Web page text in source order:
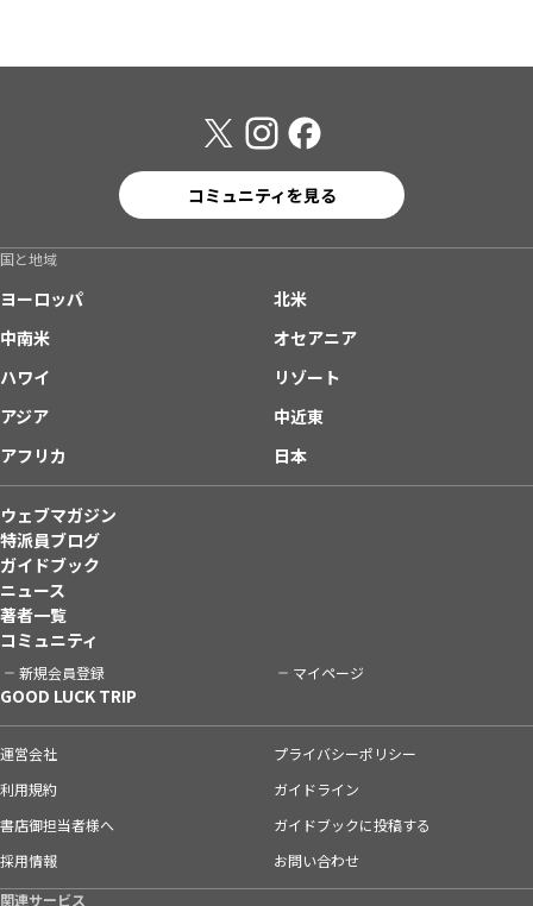
コミュニティを見る
国と地域
ヨーロッパ
北米
中南米
オセアニア
ハワイ
リゾート
アジア
中近東
アフリカ
日本
ウェブマガジン
特派員ブログ
ガイドブック
ニュース
著者一覧
コミュニティ
新規会員登録 マイページ
GOOD LUCK TRIP
運営会社
プライバシーポリシー
利用規約
ガイドライン
書店御担当者様へ
ガイドブックに投稿する
採用情報
お問い合わせ
関連サービス